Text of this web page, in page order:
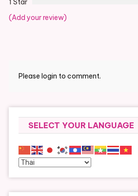
1 Star
(Add your review)
Please login to comment.
SELECT YOUR LANGUAGE